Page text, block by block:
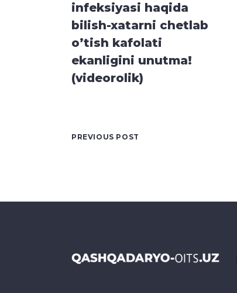
infeksiyasi haqida
bilish-xatarni chetlab
o’tish kafolati
ekanligini unutma!
(videorolik)
PREVIOUS POST